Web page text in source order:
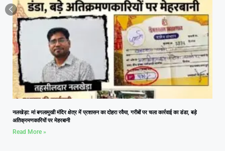
नलखेड़ा: मां बगलामुखी मंदिर क्षेत्र में प्रशासन का दोहरा रवैया, गरीबों पर चला कार्रवाई का डंडा, बड़े
अतिक्रमणकारियों पर मेहरबानी
Read More »